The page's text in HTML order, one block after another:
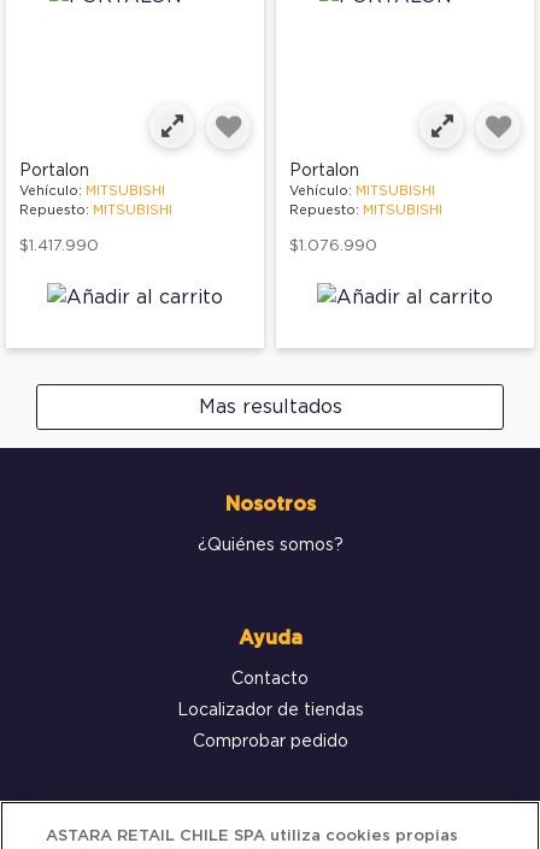
Portalon
Vehículo: MITSUBISHI
Repuesto: MITSUBISHI
$1.417.990
Portalon
Vehículo: MITSUBISHI
Repuesto: MITSUBISHI
$1.076.990
Mas resultados
Nosotros
¿Quiénes somos?
Ayuda
Contacto
Localizador de tiendas
Comprobar pedido
Servicio al cliente
ASTARA RETAIL CHILE SPA utiliza cookies propias